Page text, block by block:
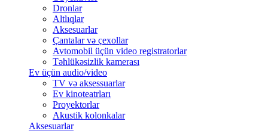
Dronlar
Altlıqlar
Aksesuarlar
Çantalar və çexollar
Avtomobil üçün video registratorlar
Təhlükəsizlik kamerası
Ev üçün audio/video
TV və aksessuarlar
Ev kinoteatrları
Proyektorlar
Akustik kolonkalar
Aksesuarlar